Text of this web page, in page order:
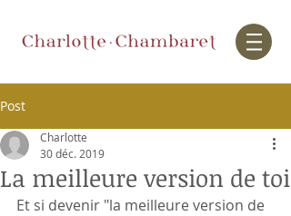
Post
La meilleure version de toi
Charlotte
30 déc. 2019
Et si devenir "la meilleure version de